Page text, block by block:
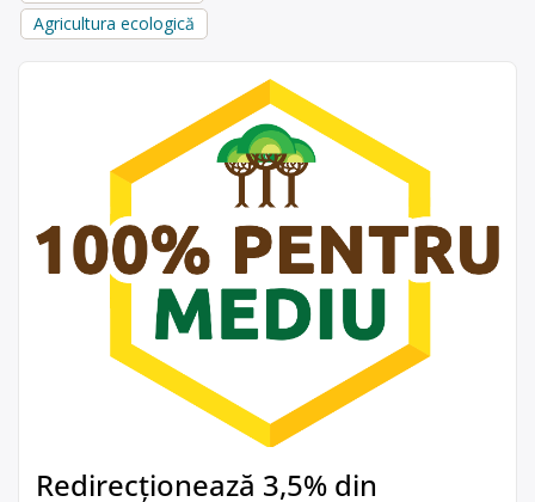
Agricultura ecologică
Redirecționează 3,5% din